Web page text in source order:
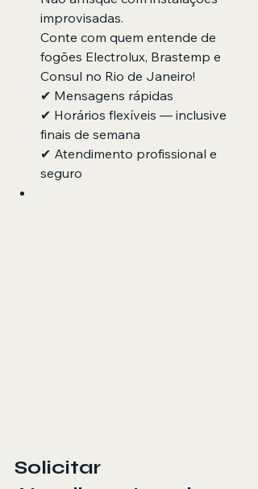
improvisadas.
Conte com quem entende de
fogões Electrolux, Brastemp e
Consul no Rio de Janeiro!
✔ Mensagens rápidas
✔ Horários flexíveis — inclusive
finais de semana
✔ Atendimento profissional e
seguro
Solicitar